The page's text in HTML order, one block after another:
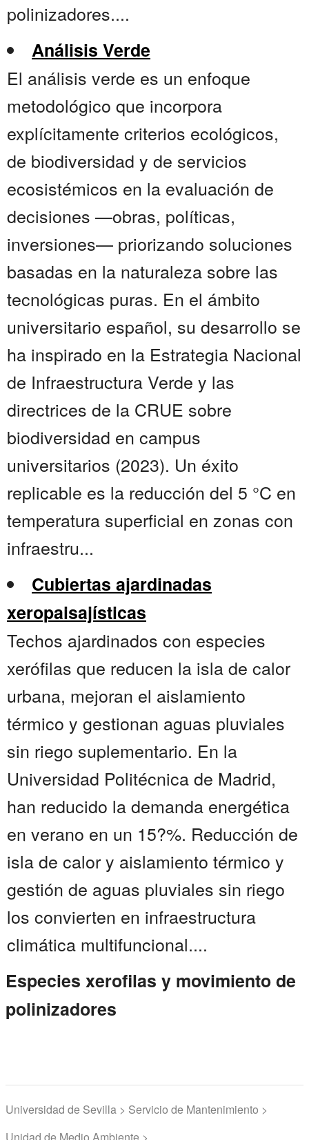
polinizadores....
Análisis Verde
El análisis verde es un enfoque
metodológico que incorpora
explícitamente criterios ecológicos,
de biodiversidad y de servicios
ecosistémicos en la evaluación de
decisiones —obras, políticas,
inversiones— priorizando soluciones
basadas en la naturaleza sobre las
tecnológicas puras. En el ámbito
universitario español, su desarrollo se
ha inspirado en la Estrategia Nacional
de Infraestructura Verde y las
directrices de la CRUE sobre
biodiversidad en campus
universitarios (2023). Un éxito
replicable es la reducción del 5 °C en
temperatura superficial en zonas con
infraestru...
Cubiertas ajardinadas
xeropaisajísticas
Techos ajardinados con especies
xerófilas que reducen la isla de calor
urbana, mejoran el aislamiento
térmico y gestionan aguas pluviales
sin riego suplementario. En la
Universidad Politécnica de Madrid,
han reducido la demanda energética
en verano en un 15?%. Reducción de
isla de calor y aislamiento térmico y
gestión de aguas pluviales sin riego
los convierten en infraestructura
climática multifuncional....
Especies xerofilas y movimiento de
polinizadores
Universidad de Sevilla > Servicio de Mantenimiento >